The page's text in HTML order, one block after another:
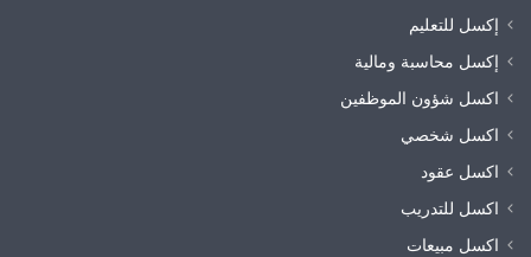
إكسل للتعليم
إكسل محاسبة ومالية
اكسل شؤون الموظفين
اكسل شخصي
اكسل عقود
اكسل للتدريب
اكسل مبيعات